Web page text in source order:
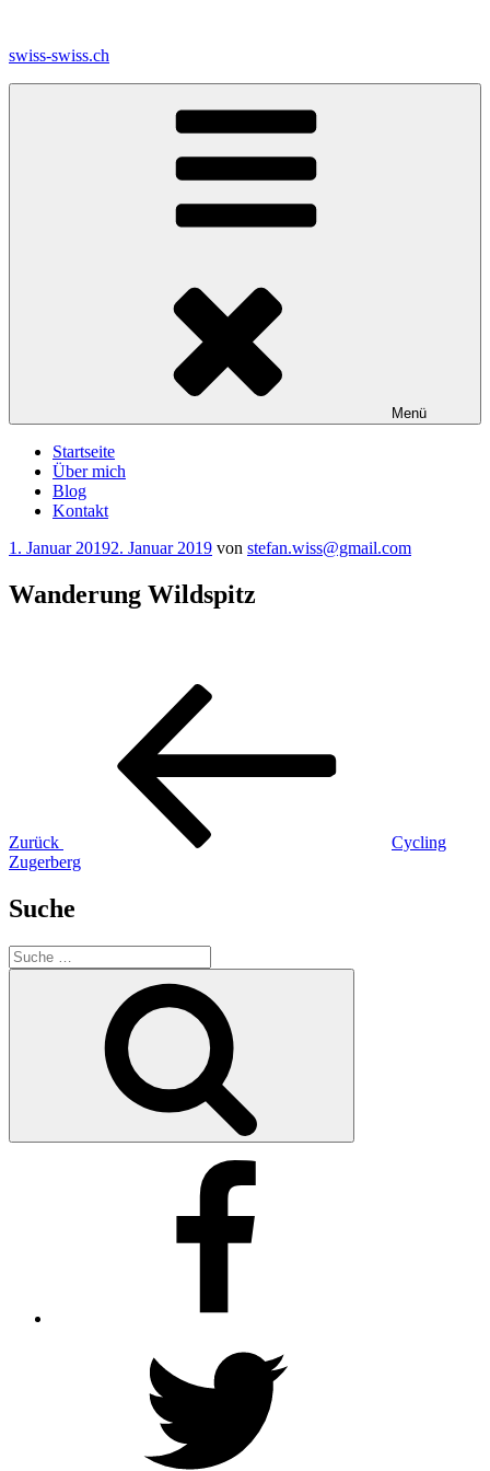
springen
swiss-swiss.ch
Menü
Startseite
Über mich
Blog
Kontakt
Veröffentlicht
1. Januar 20192. Januar 2019 von stefan.wiss@gmail.com
Wanderung Wildspitz
Beitragsnavigation
Zurück
Cycling
Zugerberg
Suche
Suche
nach: